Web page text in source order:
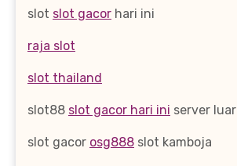
slot slot gacor hari ini
raja slot
slot thailand
slot88 slot gacor hari ini server luar
slot gacor osg888 slot kamboja